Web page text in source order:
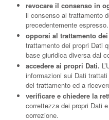
revocare il consenso in
il consenso al trattamento
precedentemente espresso.
opporsi al trattamento
trattamento dei propri Dati
base giuridica diversa dal
accedere ai propri Dati.
informazioni sui Dati
del trattamento ed a
verificare e chiedere la
correttezza dei propri Dati
correzione.